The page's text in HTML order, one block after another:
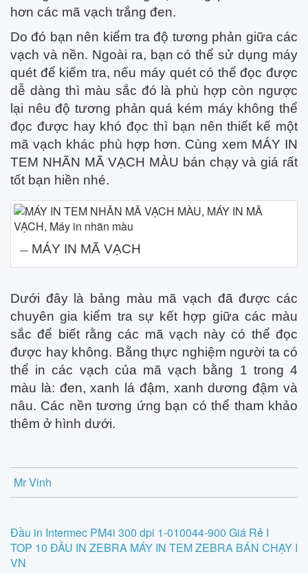
hơn các mã vạch trắng đen.
Do đó bạn nên kiểm tra độ tương phản giữa các
vạch và nền. Ngoài ra, bạn có thể sử dụng máy
quét để kiếm tra, nếu máy quét có thể đọc được
dễ dàng thì màu sắc đó là phù hợp còn ngược
lại nêu độ tương phản quá kém máy không thể
đọc được hay khó đọc thì bạn nên thiết kế một
mã vạch khác phù hợp hơn. Cùng xem MÁY IN
TEM NHÃN MÃ VẠCH MÀU bán chạy và giá rất
tốt bạn hiền nhé.
MÁY IN MÃ VẠCH
Dưới đây là bảng màu mã vạch đã được các
chuyên gia kiểm tra sự kết hợp giữa các màu
sắc để biết rằng các mã vạch này có thể đọc
được hay không. Bằng thực nghiệm người ta có
thể in các vạch của mã vạch bằng 1 trong 4
màu là: đen, xanh lá đậm, xanh dương đậm và
nâu. Các nền tương ứng bạn có thể tham khảo
thêm ở hình dưới.
Mr Vinh
Post
navigation
Đầu in Intermec PM4i 300 dpi 1-010044-900 Giá Rẻ I
TOP 10 ĐẦU IN ZEBRA MÁY IN TEM ZEBRA BÁN CHẠY I
VN